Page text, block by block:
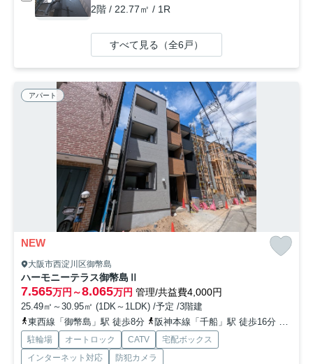
2階 / 22.77㎡ / 1R
すべて見る（全6戸）
アパート
NEW
大阪市西淀川区御幣島
ハーモニーテラス御幣島Ⅱ
7.565万円～8.065万円 管理/共益費4,000円
25.49㎡～30.95㎡ (1DK～1LDK) /予定 /3階建
東西線「御幣島」駅 徒歩8分
阪神本線「千船」駅 徒歩16分 東西
駐輪場 オートロック CATV
宅配ボックス
インターネット対応
防犯カメラ